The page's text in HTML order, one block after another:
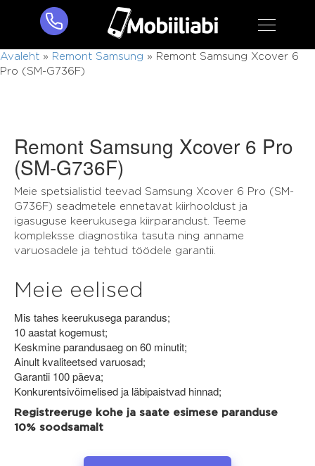
Avaleht » Remont Samsung »
Remont Samsung Xcover 6
Pro (SM-G736F)
Remont Samsung Xcover 6 Pro
(SM-G736F)
Meie spetsialistid teevad Samsung Xcover 6 Pro (SM-
G736F) seadmetele ennetavat kiirhooldust ja
igasuguse keerukusega kiirparandust. Teeme
kompleksse diagnostika tasuta ning anname
varuosadele ja tehtud töödele garantii.
Meie eelised
Mis tahes keerukusega parandus;
10 aastat kogemust;
Keskmine parandusaeg on 60 minutit;
Ainult kvaliteetsed varuosad;
Garantii 100 päeva;
Konkurentsivõimelised ja läbipaistvad hinnad;
Registreeruge kohe ja saate esimese paranduse
10% soodsamalt